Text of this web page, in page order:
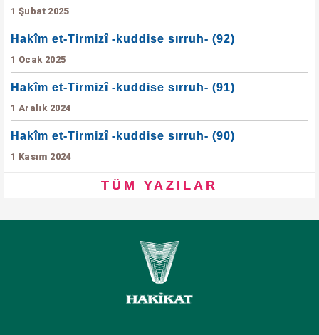
1 Şubat 2025
Hakîm et-Tirmizî -kuddise sırruh- (92)
1 Ocak 2025
Hakîm et-Tirmizî -kuddise sırruh- (91)
1 Aralık 2024
Hakîm et-Tirmizî -kuddise sırruh- (90)
1 Kasım 2024
TÜM YAZILAR